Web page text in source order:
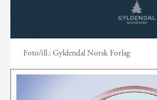
Foto/ill.:Gyldendal Norsk Forlag